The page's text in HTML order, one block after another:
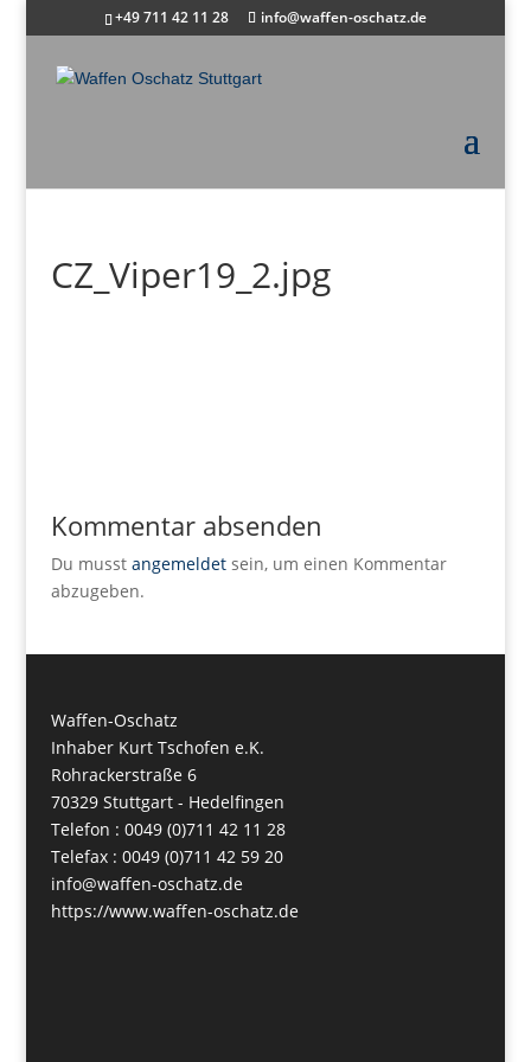
+49 711 42 11 28 info@waffen-oschatz.de
CZ_Viper19_2.jpg
Kommentar absenden
Du musst angemeldetsein, um einen Kommentar
abzugeben.
Waffen-Oschatz
Inhaber Kurt Tschofen e.K.
Rohrackerstraße 6
70329 Stuttgart - Hedelfingen
Telefon : 0049 (0)711 42 11 28
Telefax : 0049 (0)711 42 59 20
info@waffen-oschatz.de
https://www.waffen-oschatz.de